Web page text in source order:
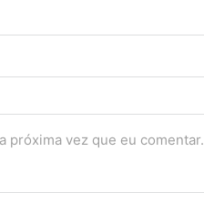
próxima vez que eu comentar.